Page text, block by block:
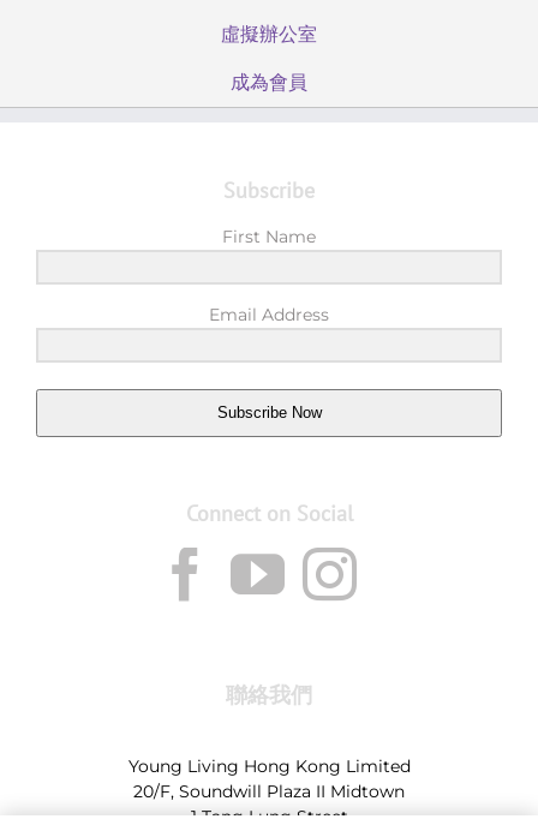
虛擬辦公室
成為會員
Subscribe
First Name
Email Address
Subscribe Now
Connect on Social
聯絡我們
Young Living Hong Kong Limited
20/F, Soundwill Plaza II Midtown
1 Tang Lung Street